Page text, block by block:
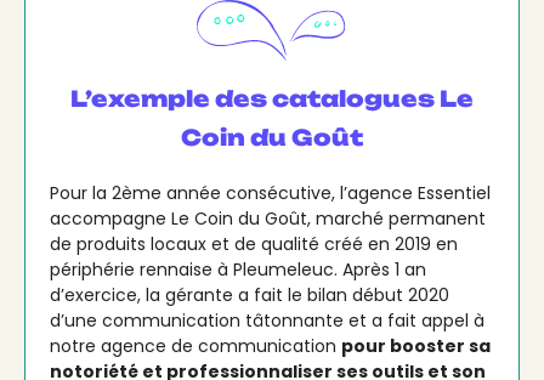
L’exemple des catalogues Le
Coin du Goût
Pour la 2ème année consécutive, l’agence Essentiel
accompagne Le Coin du Goût, marché permanent
de produits locaux et de qualité créé en 2019 en
périphérie rennaise à Pleumeleuc. Après 1 an
d’exercice, la gérante a fait le bilan début 2020
d’une communication tâtonnante et a fait appel à
notre agence de communication pour booster sa
notoriété et professionnaliser ses outils et son